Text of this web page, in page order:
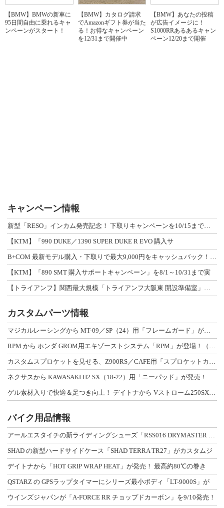
【BMW】BMWの新車に
95日間自由に乗れるキャ
ンペーンがスタート！
【BMW】カタログ請求
でAmazonギフト券が当た
る！お得なキャンペーン
を12/31まで開催中
【BMW】あなたの投稿
が広告イメージに！
S1000RRあるあるキャン
ペーン12/20まで開催
キャンペーン情報
【KTM】「990 DUKE／1390 SUPER DUKE R EVO 購入サ
【KTM】「890 SMT 購入サポートキャンペーン」を8/1～10/31まで実
カスタムパーツ情報
ネクサスから KAWASAKI H2 SX（18-22）用「ニーパッド」が発売！
バイク用品情報
SHAD の新型ハードサイドケース「SHAD TERRA TR27」がカスタムジ
デイトナから「HOT GRIP WRAP HEAT」が発売！ 最高約80℃の巻き
QSTARZ の GPSラップタイマーにシリーズ最小ボディ「LT-9000S」が
ウインズジャパンが「A-FORCE RR チョップドカーボン」を9/10発売！